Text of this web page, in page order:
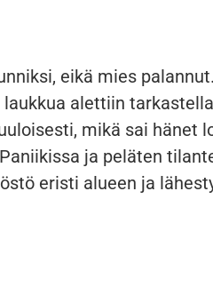
eikä mies
alettiin
mikä sai hänet
ja peläten
eristi alueen ja